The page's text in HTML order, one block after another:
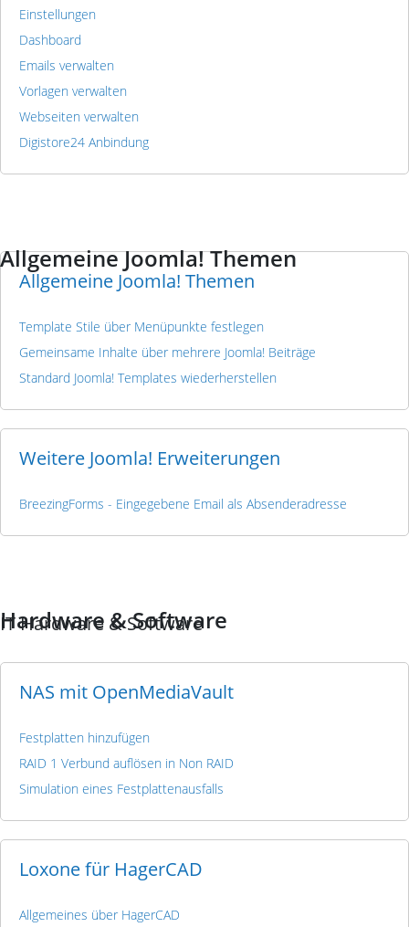
Einstellungen
Dashboard
Emails verwalten
Vorlagen verwalten
Webseiten verwalten
Digistore24 Anbindung
Allgemeine Joomla! Themen
Allgemeine Joomla! Themen
Template Stile über Menüpunkte festlegen
Gemeinsame Inhalte über mehrere Joomla! Beiträge
Standard Joomla! Templates wiederherstellen
Weitere Joomla! Erweiterungen
BreezingForms - Eingegebene Email als Absenderadresse
Hardware & Software
IT Hardware & Software
NAS mit OpenMediaVault
Festplatten hinzufügen
RAID 1 Verbund auflösen in Non RAID
Simulation eines Festplattenausfalls
Loxone für HagerCAD
Allgemeines über HagerCAD